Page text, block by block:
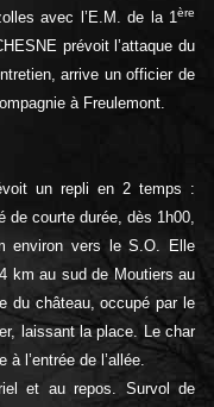
avec l’E.M. de la 1ère
prévoit l’attaque du
arrive un officier de
à Freulemont.
un repli en 2 temps :
de courte durée, dès 1h00,
environ vers le S.O. Elle
km au sud de Moutiers au
du château, occupé par le
laissant la place. Le char
l’entrée de l’allée.
et au repos. Survol de